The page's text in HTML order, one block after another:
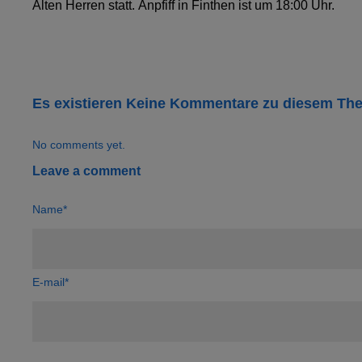
Alten Herren statt. Anpfiff in Finthen ist um 18:00 Uhr.
Es existieren Keine Kommentare zu diesem
No comments yet.
Leave a comment
Name*
E-mail*